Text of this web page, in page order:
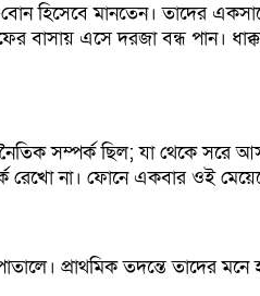
হিসেবে মানতেন। তাদের
এসে দরজা বন্ধ পান।
সম্পর্ক ছিল; যা থেকে সরে
রেখো না। ফোনে একবার ওই
প্রাথমিক তদন্তে তাদের